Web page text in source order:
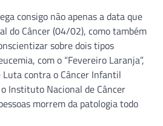
consigo não apenas a data que
do Câncer (04/02), como também
sobre dois tipos
com o “Fevereiro Laranja”,
contra o Câncer Infantil
Instituto Nacional de Câncer
morrem da patologia todo